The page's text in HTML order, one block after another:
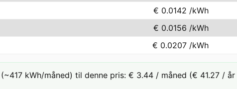
€ 0.0142 /kWh
€ 0.0156 /kWh
€ 0.0207 /kWh
kWh/måned) til denne pris: € 3.44 / måned (€ 41.27 /